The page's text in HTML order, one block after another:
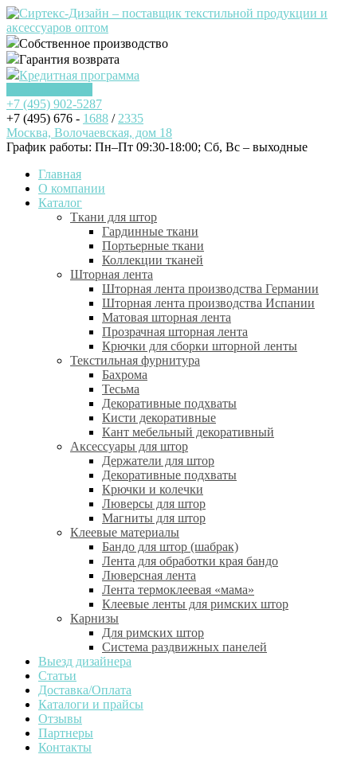
Собственное производство
Гарантия возврата
Кредитная программа
+7 (495) 902-5287
+7 (495) 676 - 1688 / 2335
Москва, Волочаевская, дом 18
График работы: Пн–Пт 09:30-18:00; Cб, Вс – выходные
Главная
О компании
Каталог
Ткани для штор
Гардинные ткани
Портьерные ткани
Коллекции тканей
Шторная лента
Шторная лента производства Германии
Шторная лента производства Испании
Матовая шторная лента
Прозрачная шторная лента
Крючки для сборки шторной ленты
Текстильная фурнитура
Бахрома
Тесьма
Декоративные подхваты
Кисти декоративные
Кант мебельный декоративный
Аксессуары для штор
Держатели для штор
Декоративные подхваты
Крючки и колечки
Люверсы для штор
Магниты для штор
Клеевые материалы
Бандо для штор (шабрак)
Лента для обработки края бандо
Люверсная лента
Лента термоклеевая «мама»
Клеевые ленты для римских штор
Карнизы
Для римских штор
Система раздвижных панелей
Выезд дизайнера
Статьи
Доставка/Оплата
Каталоги и прайсы
Отзывы
Партнеры
Контакты